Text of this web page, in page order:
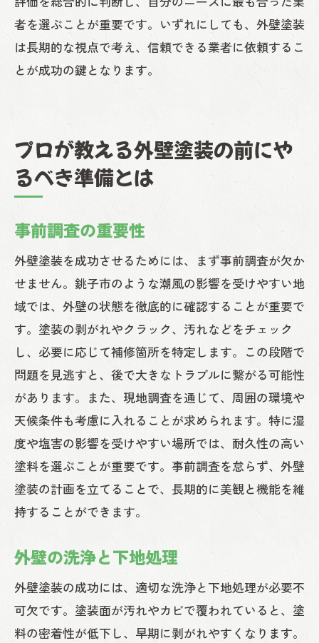
者を選ぶことが重要です。いずれにしても、外壁塗装
は長期的な視点で考え、信頼できる業者に依頼するこ
とが成功の鍵となります。
プロが教える外壁塗装の前にや
るべき準備とは
事前調査の重要性
外壁塗装を成功させるためには、まず事前調査が欠か
せません。銚子市のような潮風の影響を受けやすい地
域では、外壁の状態を徹底的に確認することが重要で
す。塗装の剥がれやクラック、汚れなどをチェック
し、必要に応じて補修箇所を特定します。この段階で
問題を見逃すと、後で大きなトラブルに繋がる可能性
があります。また、現地調査を通じて、周囲の環境や
天候条件も考慮に入れることが求められます。特に湿
度や塩害の影響を受けやすい場所では、耐久性の高い
塗料を選ぶことが重要です。事前調査を怠らず、外壁
塗装の計画を立てることで、長期的に美観と機能を維
持することができます。
外壁の洗浄と下地処理
外壁塗装の成功には、適切な洗浄と下地処理が必要不
可欠です。塗装面が汚れやカビで覆われていると、塗
料の密着性が低下し、早期に剥がれやすくなります。